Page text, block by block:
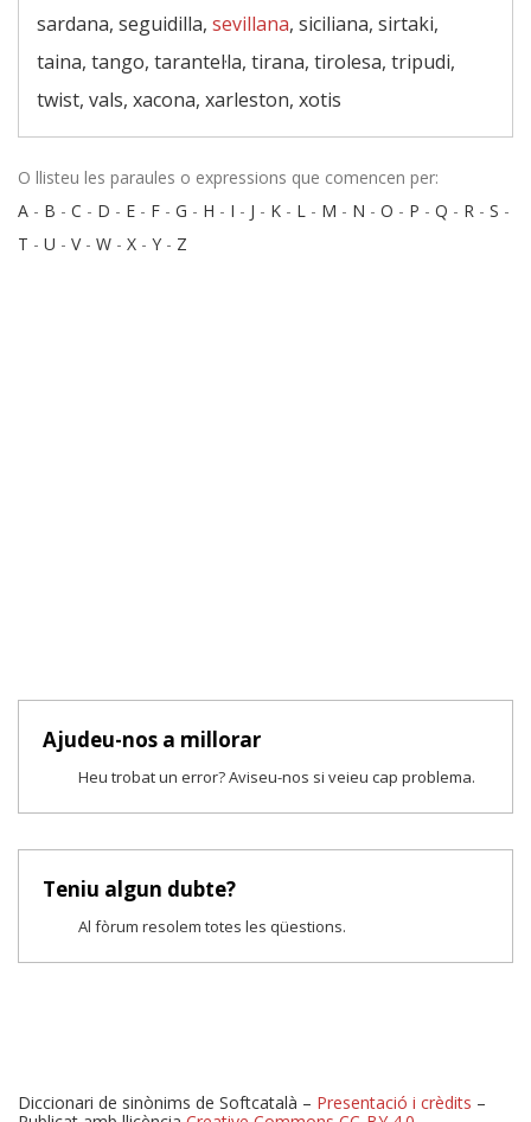
sardana, seguidilla, sevillana, siciliana, sirtaki,
taina, tango, tarantel·la, tirana, tirolesa, tripudi,
twist, vals, xacona, xarleston, xotis
O llisteu les paraules o expressions que comencen per:
A - B - C - D - E - F - G - H - I - J - K - L - M - N - O - P - Q - R - S -
T - U - V- W - X - Y - Z
Ajudeu-nos a millorar
Heu trobat un error? Aviseu-nos si veieu cap problema.
Teniu algun dubte?
Al fòrum resolem totes les qüestions.
Diccionari de sinònims de Softcatalà – Presentació i crèdits –